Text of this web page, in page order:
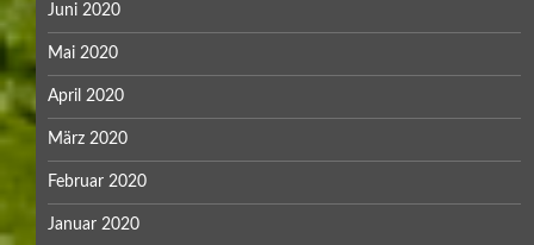
Juni 2020
Mai 2020
April 2020
März 2020
Februar 2020
Januar 2020